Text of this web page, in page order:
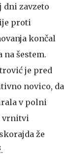
dni zavzeto
proti
končal
šestem.
je pred
novico, da
v polni
vrnitvi
že